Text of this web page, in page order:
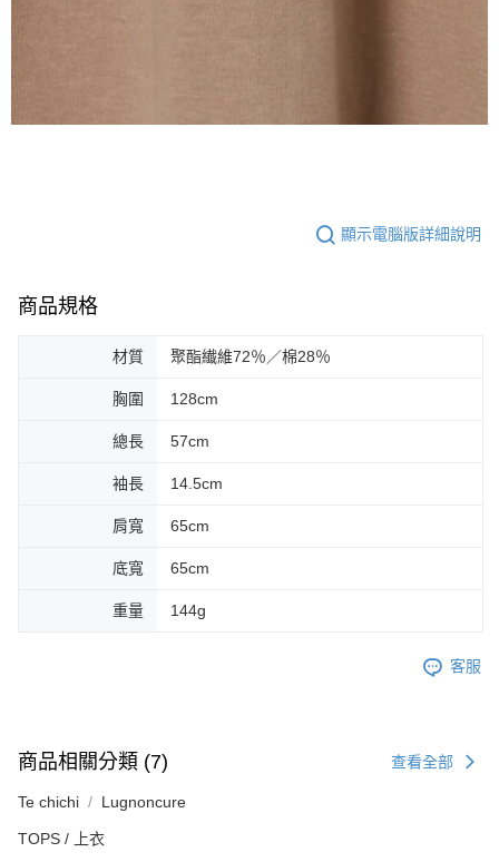
顯示電腦版詳細說明
商品規格
材質 聚酯纎維72％／棉28％
胸圍 128cm
總長 57cm
袖長 14.5cm
肩寬 65cm
底寬 65cm
重量 144g
客服
商品相關分類 (7) 查看全部
Te chichi Lugnoncure
TOPS / 上衣